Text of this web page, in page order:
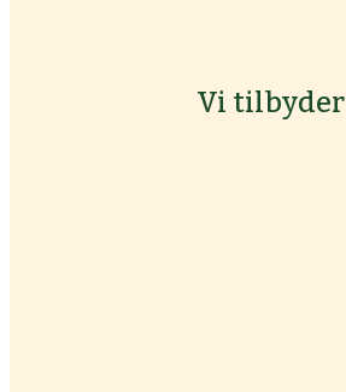
Vi tilbyder